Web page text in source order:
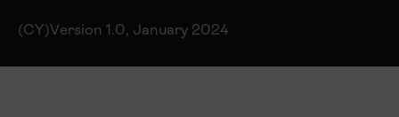
(CY)Version 1.0, January 2024